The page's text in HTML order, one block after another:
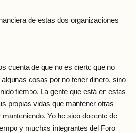
de estas dos organizaciones
cuenta de que no es cierto que no
cosas por no tener dinero, sino
tiempo. La gente que está en estas
propias vidas que mantener otras
Yo he sido docente de
y muchxs integrantes del Foro